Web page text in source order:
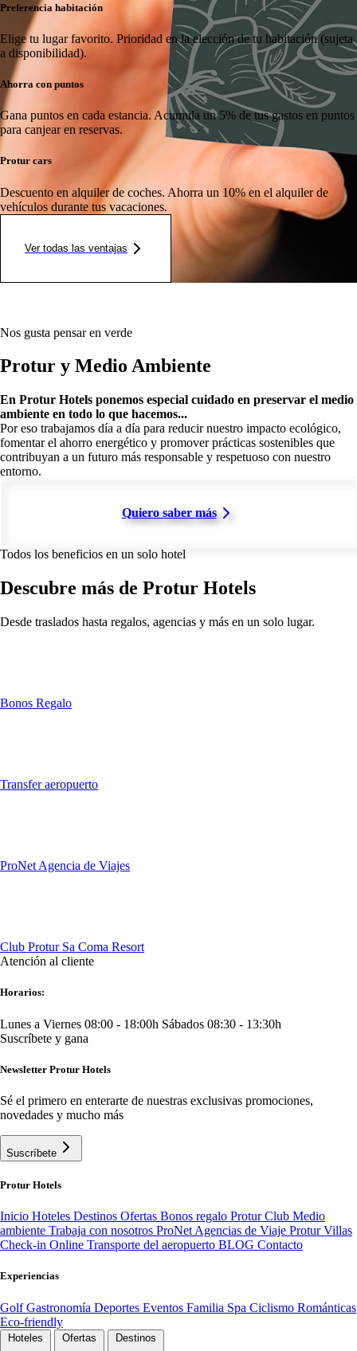
Preferencia habitación
Elige tu lugar favorito. Prioridad en la elección de tu habitación (sujeta
a disponibilidad).
Ahorra con puntos
Gana puntos en cada estancia. Acumula un 5% de tus gastos en puntos
para canjear en reservas.
Protur cars
Descuento en alquiler de coches. Ahorra un 10% en el alquiler de
vehículos durante tus vacaciones.
Ver todas las ventajas
Nos gusta pensar en verde
Protur y Medio Ambiente
En Protur Hotels ponemos especial cuidado en preservar el medio
ambiente en todo lo que hacemos...
Por eso trabajamos día a día para reducir nuestro impacto ecológico,
fomentar el ahorro energético y promover prácticas sostenibles que
contribuyan a un futuro más responsable y respetuoso con nuestro
entorno.
Quiero saber más
Todos los beneficios en un solo hotel
Descubre más de Protur Hotels
Desde traslados hasta regalos, agencias y más en un solo lugar.
Bonos Regalo
Transfer aeropuerto
ProNet Agencia de Viajes
Club Protur Sa Coma Resort
Atención al cliente
Horarios:
Lunes a Viernes 08:00 - 18:00h Sábados 08:30 - 13:30h
Suscríbete y gana
Newsletter Protur Hotels
Sé el primero en enterarte de nuestras exclusivas promociones,
novedades y mucho más
Suscríbete
Protur Hotels
Inicio Hoteles Destinos Ofertas Bonos regalo Protur Club Medio
ambiente Trabaja con nosotros ProNet Agencias de Viaje Protur Villas
Check-in Online Transporte del aeropuerto BLOG Contacto
Experiencias
GolfGastronomía Deportes Eventos Familia Spa Ciclismo Románticas
Eco-friendly